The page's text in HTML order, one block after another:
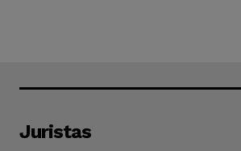
Juristas